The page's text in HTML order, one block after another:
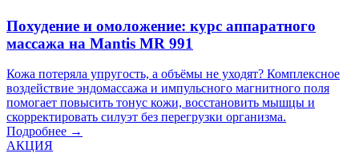
Похудение и омоложение: курс аппаратного
массажа на Mantis MR 991
Кожа потеряла упругость, а объёмы не уходят? Комплексное
воздействие эндомассажа и импульсного магнитного поля
помогает повысить тонус кожи, восстановить мышцы и
скорректировать силуэт без перегрузки организма.
Подробнее →
АКЦИЯ